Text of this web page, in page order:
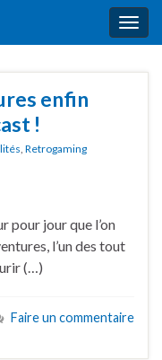
enfin
!
, Retrogaming
pour jour que l’on
l’un des tout
(…)
Faire un commentaire